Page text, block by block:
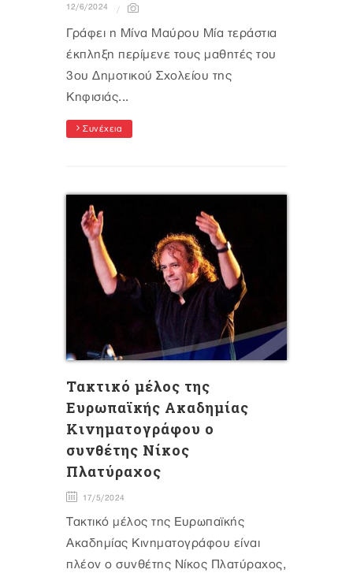
12/6/2024
Γράφει η Μίνα Μαύρου Mία τεράστια
έκπληξη περίμενε τους μαθητές του
3ου Δημοτικού Σχολείου της
Κηφισιάς...
Συνέχεια
Τακτικό μέλος της
Ευρωπαϊκής Ακαδημίας
Κινηματογράφου ο
συνθέτης Νίκος
Πλατύραχος
17/5/2024
Τακτικό μέλος της Ευρωπαϊκής
Ακαδημίας Κινηματογράφου είναι
πλέον ο συνθέτης Νίκος Πλατύραχος,